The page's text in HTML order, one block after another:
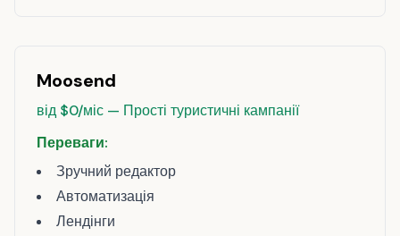
Moosend
від $0/міс — Прості туристичні кампанії
Переваги:
Зручний редактор
Автоматизація
Лендінги